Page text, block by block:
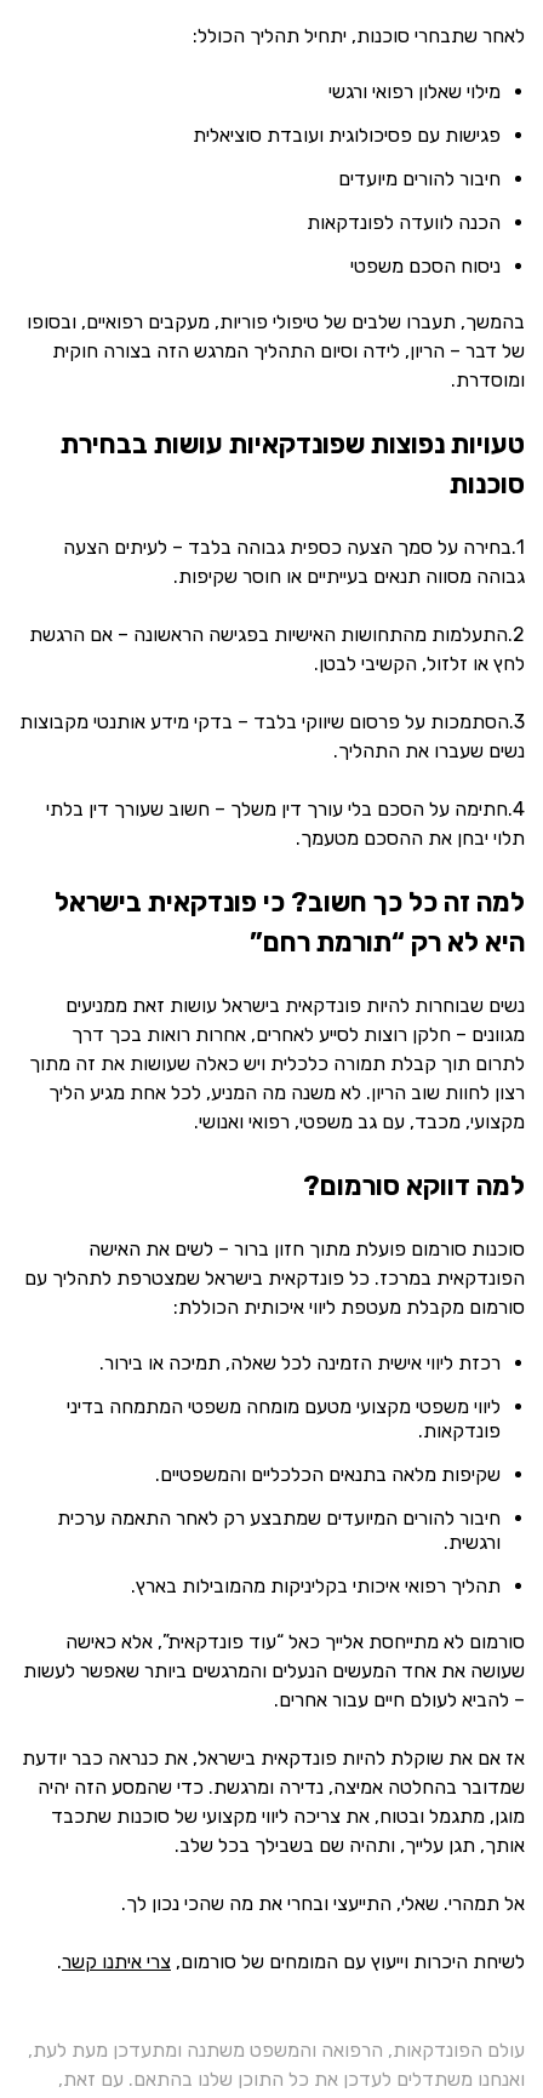
לאחר שתבחרי סוכנות, יתחיל תהליך הכולל:
מילוי שאלון רפואי ורגשי
פגישות עם פסיכולוגית ועובדת סוציאלית
חיבור להורים מיועדים
הכנה לוועדה לפונדקאות
ניסוח הסכם משפטי
בהמשך, תעברו שלבים של טיפולי פוריות, מעקבים רפואיים, ובסופו
של דבר – הריון, לידה וסיום התהליך המרגש הזה בצורה חוקית
ומוסדרת.
טעויות נפוצות שפונדקאיות עושות בבחירת
סוכנות
1.בחירה על סמך הצעה כספית גבוהה בלבד – לעיתים הצעה
גבוהה מסווה תנאים בעייתיים או חוסר שקיפות.
2.התעלמות מהתחושות האישיות בפגישה הראשונה – אם הרגשת
לחץ או זלזול, הקשיבי לבטן.
3.הסתמכות על פרסום שיווקי בלבד – בדקי מידע אותנטי מקבוצות
נשים שעברו את התהליך.
4.חתימה על הסכם בלי עורך דין משלך – חשוב שעורך דין בלתי
תלוי יבחן את ההסכם מטעמך.
למה זה כל כך חשוב? כי פונדקאית בישראל
היא לא רק “תורמת רחם”
נשים שבוחרות להיות פונדקאית בישראל עושות זאת ממניעים
מגוונים – חלקן רוצות לסייע לאחרים, אחרות רואות בכך דרך
לתרום תוך קבלת תמורה כלכלית ויש כאלה שעושות את זה מתוך
רצון לחוות שוב הריון. לא משנה מה המניע, לכל אחת מגיע הליך
מקצועי, מכבד, עם גב משפטי, רפואי ואנושי.
למה דווקא סורמום?
סוכנות סורמום פועלת מתוך חזון ברור – לשים את האישה
הפונדקאית במרכז. כל פונדקאית בישראל שמצטרפת לתהליך עם
סורמום מקבלת מעטפת ליווי איכותית הכוללת:
רכזת ליווי אישית הזמינה לכל שאלה, תמיכה או בירור.
ליווי משפטי מקצועי מטעם מומחה משפטי המתמחה בדיני
פונדקאות.
שקיפות מלאה בתנאים הכלכליים והמשפטיים.
חיבור להורים המיועדים שמתבצע רק לאחר התאמה ערכית
ורגשית.
תהליך רפואי איכותי בקליניקות מהמובילות בארץ.
סורמום לא מתייחסת אלייך כאל “עוד פונדקאית”, אלא כאישה
שעושה את אחד המעשים הנעלים והמרגשים ביותר שאפשר לעשות
– להביא לעולם חיים עבור אחרים.
אז אם את שוקלת להיות פונדקאית בישראל, את כנראה כבר יודעת
שמדובר בהחלטה אמיצה, נדירה ומרגשת. כדי שהמסע הזה יהיה
מוגן, מתגמל ובטוח, את צריכה ליווי מקצועי של סוכנות שתכבד
אותך, תגן עלייך, ותהיה שם בשבילך בכל שלב.
אל תמהרי. שאלי, התייעצי ובחרי את מה שהכי נכון לך.
לשיחת היכרות וייעוץ עם המומחים של סורמום, צרי איתנו קשר.
עולם הפונדקאות, הרפואה והמשפט משתנה ומתעדכן מעת לעת,
ואנחנו משתדלים לעדכן את כל התוכן שלנו בהתאם. עם זאת,